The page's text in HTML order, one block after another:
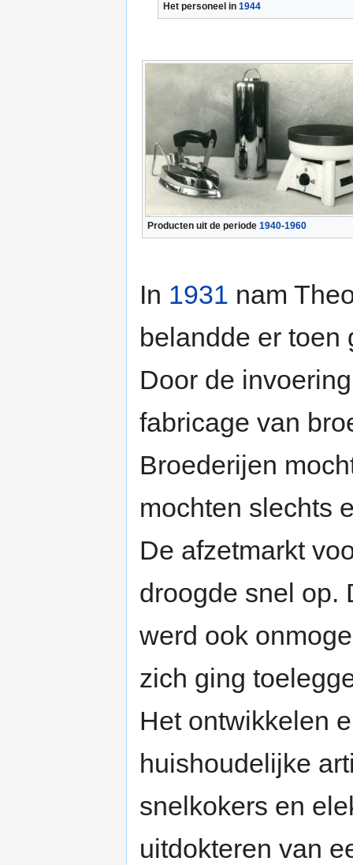
Het personeel in 1944
Producten uit de periode 1940-1960
In 1931 nam
belandde er
Door de
fabricage van
Broederijen
mochten slechts
De afzetmarkt
droogde snel op.
werd ook
zich ging
Het ontwikkelen
huishoudelijke
snelkokers en
uitdokteren van